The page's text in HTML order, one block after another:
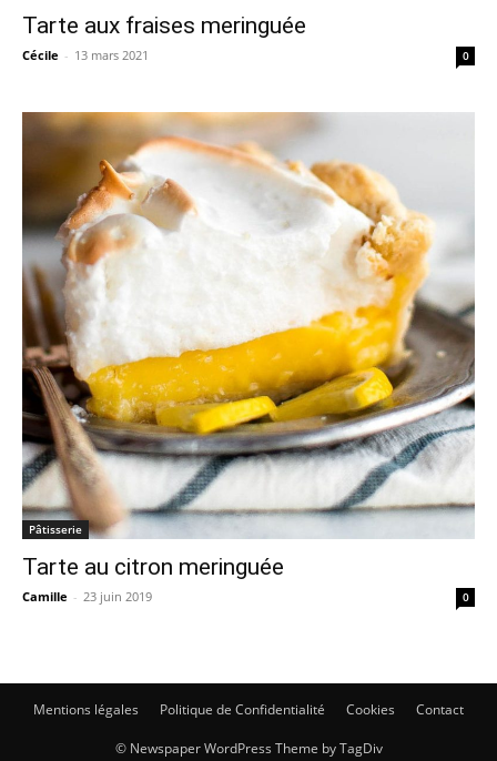
Tarte aux fraises meringuée
Cécile - 13 mars 2021 0
Pâtisserie
Tarte au citron meringuée
Camille - 23 juin 2019 0
Mentions légales Politique de Confidentialité Cookies Contact
© Newspaper WordPress Theme by TagDiv